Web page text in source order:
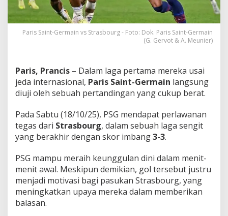
u
r
g
Paris Saint-Germain vs Strasbourg - Foto: Dok. Paris Saint-Germain
(G. Gervot & A. Meunier)
Paris, Prancis – Dalam laga pertama mereka usai
jeda internasional, Paris Saint-Germain langsung
diuji oleh sebuah pertandingan yang cukup berat.
Pada Sabtu (18/10/25), PSG mendapat perlawanan
tegas dari Strasbourg, dalam sebuah laga sengit
yang berakhir dengan skor imbang3-3.
PSG mampu meraih keunggulan dini dalam menit-
menit awal. Meskipun demikian, gol tersebut justru
menjadi motivasi bagi pasukan Strasbourg, yang
meningkatkan upaya mereka dalam memberikan
balasan.